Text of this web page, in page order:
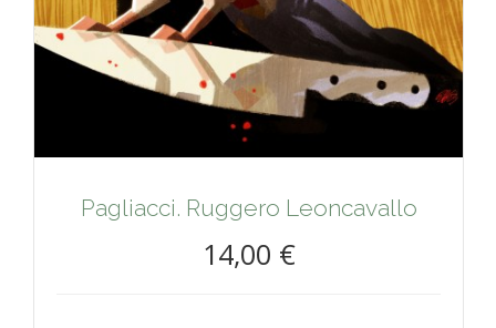
Pagliacci. Ruggero Leoncavallo
14,00 €